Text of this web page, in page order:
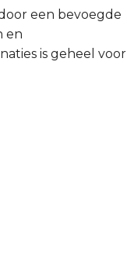
een bevoegde
en
is geheel voor